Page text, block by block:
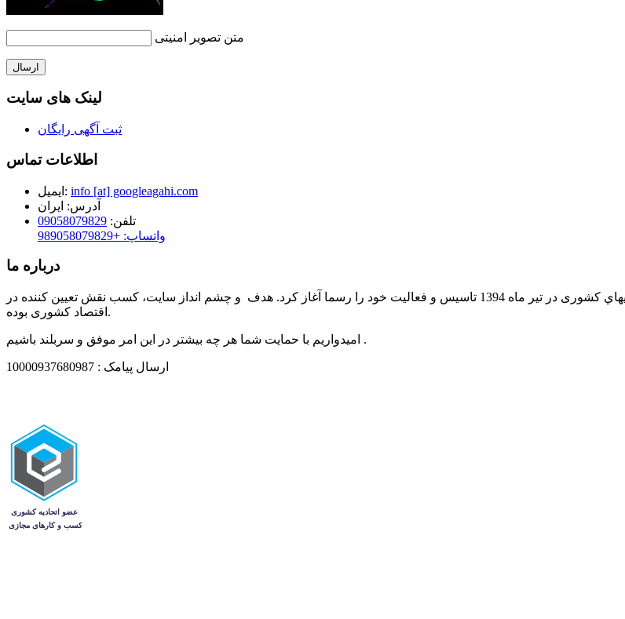
متن تصویر امنیتی
ارسال
لینک های سایت
ثبت آگهی رایگان
اطلاعات تماس
ایمیل: info [at] googleagahi.com
آدرس: ایران
تلفن: 09058079829
واتساپ: +989058079829
درباره ما
سایت جامع گوگل آگهی جهت پاسخگويي به نيازها و انتظارات مردم در بخش نيازمنديهاي کشوری در تير ماه 1394 تاسيس و فعاليت خود را رسما آغاز كرد. هدف و چشم انداز سایت، كسب نقش تعيين كننده در
اقتصاد کشوری بوده.
امیدواریم با حمایت شما هر چه بیشتر در این امر موفق و سربلند باشیم .
ارسال پیامک : 10000937680987